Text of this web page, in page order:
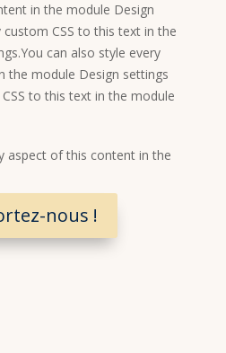
in the module Design
CSS to this text in the
can also style every
the module Design settings
to this text in the module
aspect of this content in the
nous !